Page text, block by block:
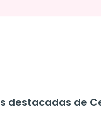
destacadas de